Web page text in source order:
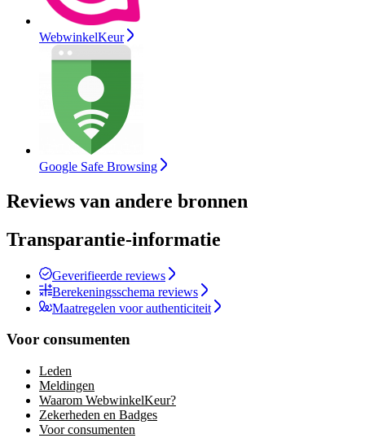
WebwinkelKeur
Google Safe Browsing
Reviews van andere bronnen
Transparantie-informatie
Geverifieerde reviews
Berekeningsschema reviews
Maatregelen voor authenticiteit
Voor consumenten
Leden
Meldingen
Waarom WebwinkelKeur?
Zekerheden en Badges
Voor consumenten